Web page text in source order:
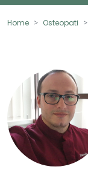
Home Osteopati